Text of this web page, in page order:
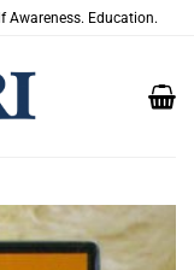
Awareness. Education.